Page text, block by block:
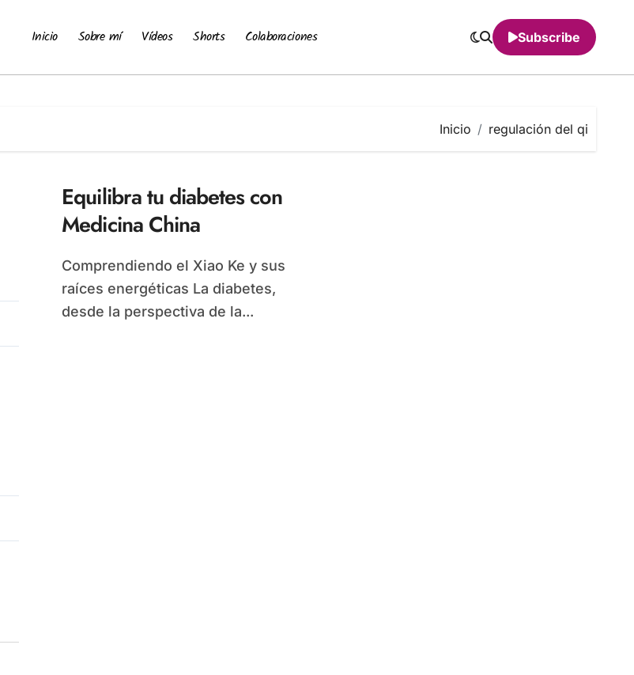
Inicio Sobre mí Vídeos Shorts Colaboraciones Subscribe
Inicio regulación del qi
Equilibra tu diabetes con
Medicina China
Comprendiendo el Xiao Ke y sus
raíces energéticas La diabetes,
desde la perspectiva de la...